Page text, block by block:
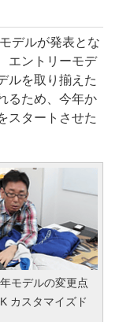
デルが発表とな
エントリーモデ
ルを取り揃えた
るため、今年か
スタートさせた
モデルの変更点
カスタマイズド